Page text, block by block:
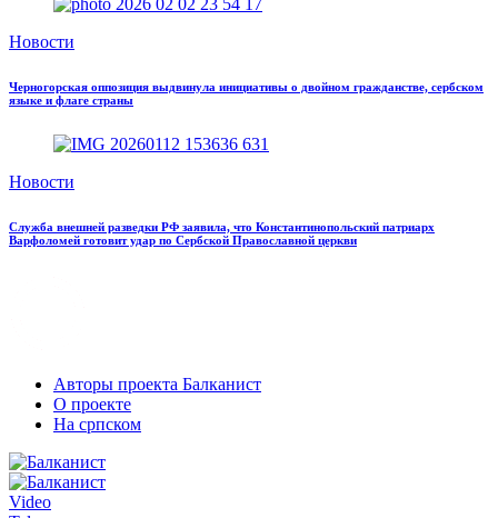
Новости
Черногорская оппозиция выдвинула инициативы о двойном гражданстве, сербском
языке и флаге страны
Новости
Служба внешней разведки РФ заявила, что Константинопольский патриарх
Варфоломей готовит удар по Сербской Православной церкви
Авторы проекта Балканист
О проекте
На српском
Video